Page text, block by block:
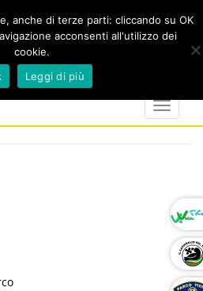
marker
calendar
Toggle
anche di terze parti: cliccando su OK
acconsenti all'utilizzo dei
cookie.
Leggi di più